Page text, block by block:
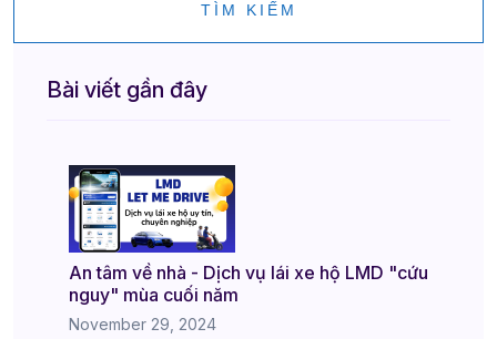
TÌM KIẾM
Bài viết gần đây
An tâm về nhà - Dịch vụ lái xe hộ LMD "cứu
nguy" mùa cuối năm
November 29, 2024